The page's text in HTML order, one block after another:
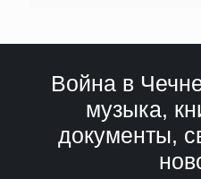
Война в
музыка,
документы,